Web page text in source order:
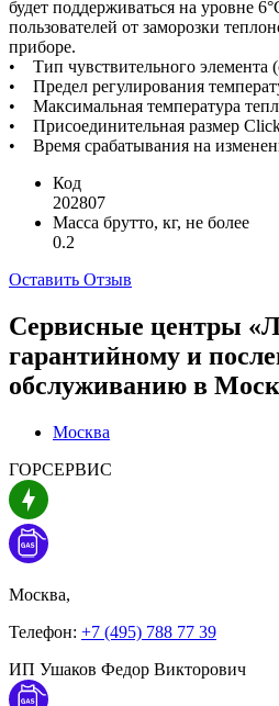
будет поддерживаться на уровне
пользователей от заморозки
приборе.
• Тип чувствительного элемента
• Предел регулирования
• Максимальная температура
• Присоединительная размер
• Время срабатывания на
Код
202807
Масса брутто, кг, не более
0.2
Оставить Отзыв
Сервисные центры
гарантийному и
обслуживанию в
Москва
ГОРСЕРВИС
Москва,
Телефон: +7 (495) 788 77 39
ИП Ушаков Федор Викторович